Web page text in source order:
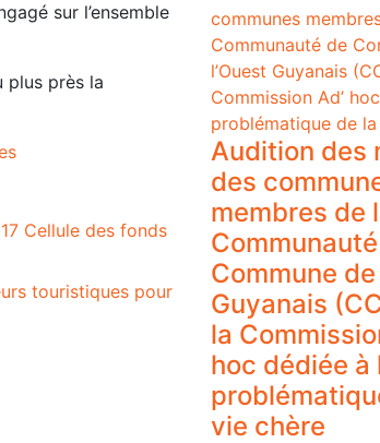
sur l’ensemble
plus près la
Cellule des fonds
touristiques pour
Audition des
des
membres de
Commune de
Guyanais
la
hoc dédiée à
vie chère